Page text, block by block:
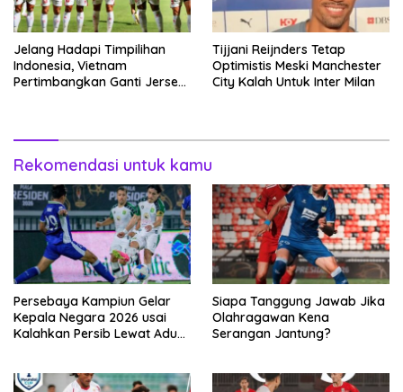
Jelang Hadapi Timpilihan
Indonesia, Vietnam
Pertimbangkan Ganti Jersey
Tijjani Reijnders Tetap
Optimistis Meski Manchester
City Kalah Untuk Inter Milan
Rekomendasi untuk kamu
Persebaya Kampiun Gelar
Kepala Negara 2026 usai
Kalahkan Persib Lewat Adu
Siapa Tanggung Jawab Jika
Olahragawan Kena
Serangan Jantung?